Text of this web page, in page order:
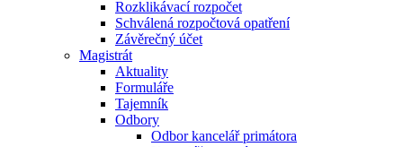
Rozklikávací rozpočet
Schválená rozpočtová opatření
Závěrečný účet
Magistrát
Aktuality
Formuláře
Tajemník
Odbory
Odbor kancelář primátora